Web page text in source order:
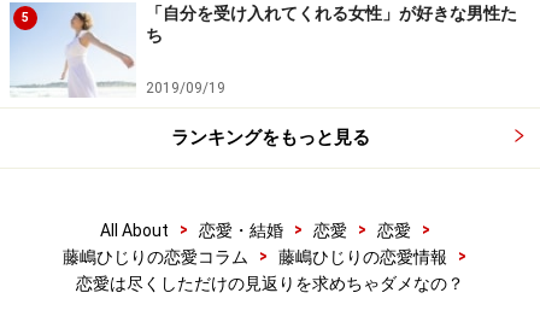
5
「自分を受け入れてくれる女性」が好きな男性た
ち
2019/09/19
ランキングをもっと見る
All About > 恋愛・結婚 > 恋愛 > 恋愛
>
藤嶋ひじりの恋愛コラム
> 藤嶋ひじりの恋愛情報
>
恋愛は尽くしただけの見返りを求めちゃダメなの？